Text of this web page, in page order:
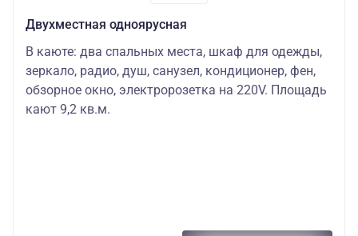
Двухместная одноярусная
В каюте: два спальных места, шкаф для одежды,
зеркало, радио, душ, санузел, кондиционер, фен,
обзорное окно, электророзетка на 220V. Площадь
кают 9,2 кв.м.